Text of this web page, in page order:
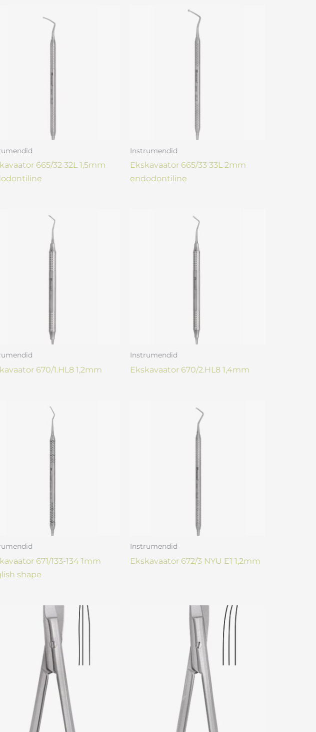
665/32 32L 1,5mm
Instrumendid
Ekskavaator 665/33 33L 2mm
endodontiline
670/1.HL8 1,2mm
Instrumendid
Ekskavaator 670/2.HL8 1,4mm
671/133-134 1mm
shape
Instrumendid
Ekskavaator 672/3 NYU E1 1,2mm